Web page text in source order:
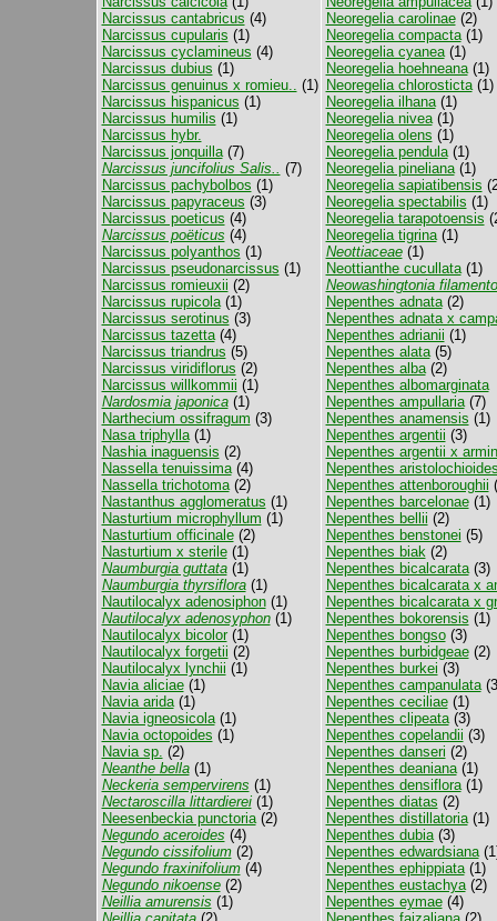
Narcissus cantabricus (4)
Narcissus cupularis (1)
Narcissus cyclamineus (4)
Narcissus dubius (1)
Narcissus genuinus x romieu.. (1)
Narcissus hispanicus (1)
Narcissus humilis (1)
Narcissus hybr.
Narcissus jonquilla(7)
Narcissus juncifolius Salis.. (7)
Narcissus pachybolbos (1)
Narcissus papyraceus (3)
Narcissus poeticus (4)
Narcissus poëticus (4)
Narcissus polyanthos (1)
Narcissus pseudonarcissus (1)
Narcissus romieuxii (2)
Narcissus rupicola(1)
Narcissus serotinus (3)
Narcissus tazetta(4)
Narcissus triandrus (5)
Narcissus viridiflorus (2)
Narcissus willkommii (1)
Nardosmia japonica(1)
Narthecium ossifragum (3)
Nasa triphylla(1)
Nashia inaguensis (2)
Nassella tenuissima(4)
Nassella trichotoma(2)
Nastanthus agglomeratus (1)
Nasturtium microphyllum (1)
Nasturtium officinale(2)
Nasturtium x sterile(1)
Naumburgia guttata(1)
Naumburgia thyrsiflora(1)
Nautilocalyx adenosiphon(1)
Nautilocalyx adenosyphon(1)
Nautilocalyx bicolor(1)
Nautilocalyx forgetii (2)
Nautilocalyx lynchii (1)
Navia aliciae(1)
Navia arida(1)
Navia igneosicola(1)
Navia octopoides (1)
Navia sp. (2)
Neanthe bella(1)
Neckeria sempervirens (1)
Nectaroscilla littardierei(1)
Neesenbeckia punctoria(2)
Negundo aceroides (4)
Negundo cissifolium(2)
Negundo fraxinifolium(4)
Negundo nikoense(2)
Neillia amurensis (1)
Neoregelia carolinae(2)
Neoregelia compacta(1)
Neoregelia cyanea(1)
Neoregelia hoehneana(1)
Neoregelia chlorosticta(1)
Neoregelia ilhana(1)
Neoregelia nivea(1)
Neoregelia olens (1)
Neoregelia pendula(1)
Neoregelia pineliana(1)
Neoregelia sapiatibensis
Neoregelia spectabilis (1)
Neoregelia tarapotoensis
Neoregelia tigrina(1)
Neottiaceae(1)
Neottianthe cucullata(1)
Neowashingtonia
Nepenthes adnata(2)
Nepenthes adnata x
Nepenthes adrianii (1)
Nepenthes alata(5)
Nepenthes alba(2)
Nepenthes albomarginata
Nepenthes ampullaria(7)
Nepenthes anamensis (1)
Nepenthes argentii (3)
Nepenthes argentii x armin
Nepenthes
Nepenthes attenboroughii
Nepenthes barcelonae(1)
Nepenthes bellii (2)
Nepenthes benstonei (5)
Nepenthes biak(2)
Nepenthes bicalcarata(3)
Nepenthes bicalcarata x
Nepenthes bicalcarata x
Nepenthes bokorensis (1)
Nepenthes bongso(3)
Nepenthes burbidgeae(2)
Nepenthes burkei (3)
Nepenthes campanulata
Nepenthes ceciliae(1)
Nepenthes clipeata(3)
Nepenthes copelandii (3)
Nepenthes danseri (2)
Nepenthes deaniana(1)
Nepenthes densiflora(1)
Nepenthes diatas (2)
Nepenthes distillatoria(1)
Nepenthes dubia(3)
Nepenthes edwardsiana
Nepenthes ephippiata(1)
Nepenthes eustachya(2)
Nepenthes eymae(4)